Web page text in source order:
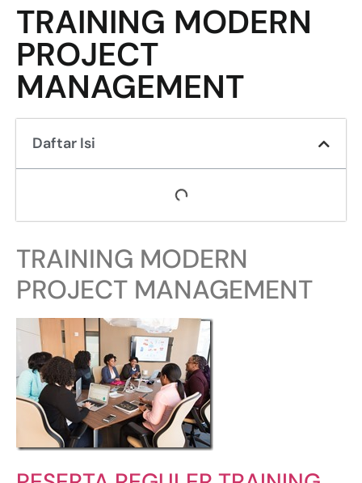
TRAINING MODERN
PROJECT
MANAGEMENT
Daftar Isi
TRAINING MODERN
PROJECT MANAGEMENT